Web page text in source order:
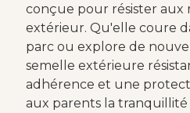
conçue pour résister aux
extérieur. Qu'elle coure
parc ou explore de
semelle extérieure
adhérence et une
aux parents la